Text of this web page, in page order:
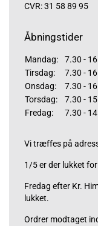
CVR: 31 58 89 95
Åbningstider
Mandag:
7.30 -
Tirsdag:
7.30 -
Onsdag:
7.30 -
Torsdag:
7.30 -
Fredag:
7.30 -
Vi træffes på
1/5 er der lukket
Fredag efter Kr.
lukket.
Ordrer modtaget